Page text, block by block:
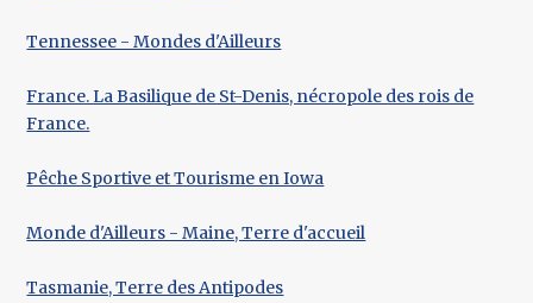
Tennessee - Mondes d'Ailleurs
France. La Basilique de St-Denis, nécropole des rois de
France.
Pêche Sportive et Tourisme en Iowa
Monde d'Ailleurs - Maine, Terre d'accueil
Tasmanie, Terre des Antipodes